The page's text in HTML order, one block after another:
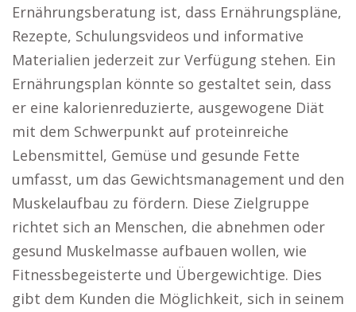
Ernährungsberatung ist, dass Ernährungspläne,
Rezepte, Schulungsvideos und informative
Materialien jederzeit zur Verfügung stehen. Ein
Ernährungsplan könnte so gestaltet sein, dass
er eine kalorienreduzierte, ausgewogene Diät
mit dem Schwerpunkt auf proteinreiche
Lebensmittel, Gemüse und gesunde Fette
umfasst, um das Gewichtsmanagement und den
Muskelaufbau zu fördern. Diese Zielgruppe
richtet sich an Menschen, die abnehmen oder
gesund Muskelmasse aufbauen wollen, wie
Fitnessbegeisterte und Übergewichtige. Dies
gibt dem Kunden die Möglichkeit, sich in seinem